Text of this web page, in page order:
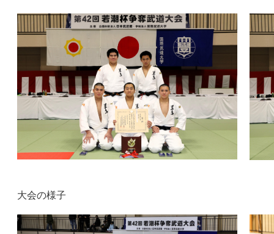
大会の様子